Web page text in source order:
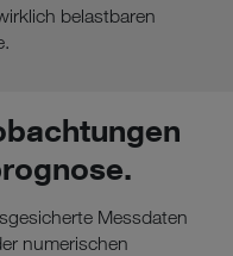
belastbaren
Messdaten
numerischen
zur Funktion dieser